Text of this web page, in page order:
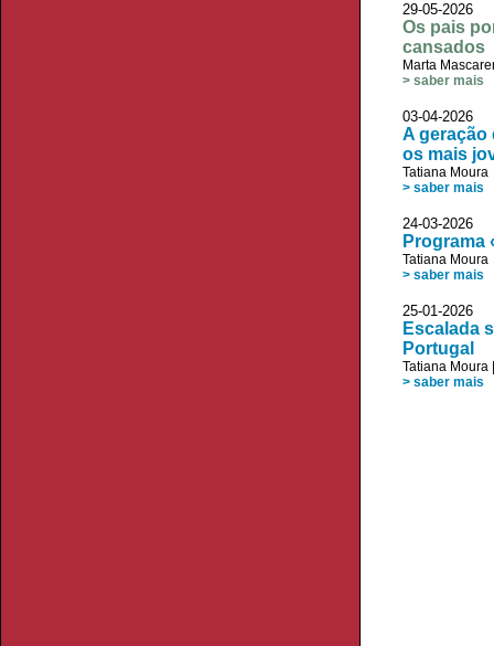
29-05-
Os pais
cansados
Marta
> saber mais
03-04-
A geração
os mais
Tatiana Moura
> saber mais
24-03-
Programa
Tatiana Moura
> saber mais
25-01-
Escalada
Portugal
Tatiana Moura
> saber mais